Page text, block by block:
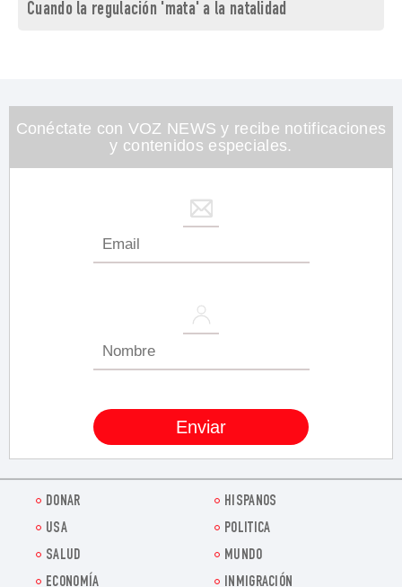
Cuando la regulación 'mata' a la natalidad
Conéctate con VOZ NEWS y recibe notificaciones
y contenidos especiales.
DONAR
HISPANOS
USA
POLITICA
SALUD
MUNDO
ECONOMÍA
INMIGRACIÓN